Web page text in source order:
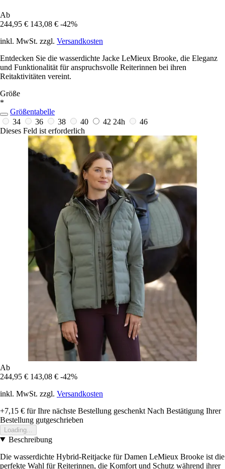
Ab
244,95 € 143,08 € -42%
inkl. MwSt. zzgl. Versandkosten
Entdecken Sie die wasserdichte Jacke LeMieux Brooke, die Eleganz
und Funktionalität für anspruchsvolle Reiterinnen bei ihren
Reitaktivitäten vereint.
Größe
*
Größentabelle
34
36 38 40 42 24h
46
Dieses Feld ist erforderlich
Ab
244,95 € 143,08 € -42%
inkl. MwSt. zzgl. Versandkosten
+7,15 € für Ihre nächste Bestellung geschenkt Nach Bestätigung Ihrer
Bestellung gutgeschrieben
Loading...
Beschreibung
Die wasserdichte Hybrid-Reitjacke für Damen LeMieux Brooke ist die
perfekte Wahl für Reiterinnen, die Komfort und Schutz während ihrer